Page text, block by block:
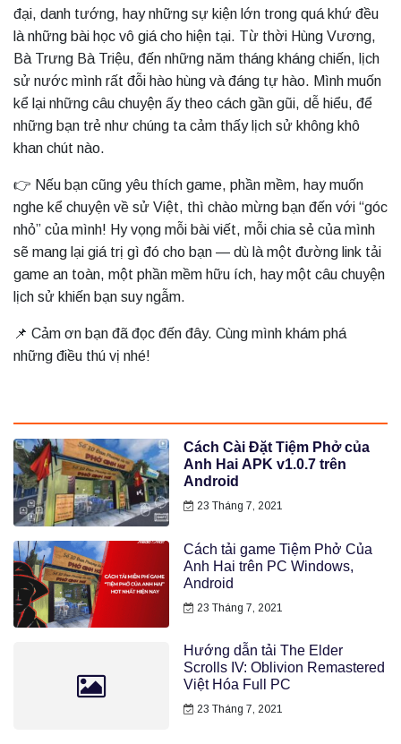
đại, danh tướng, hay những sự kiện lớn trong quá khứ đều
là những bài học vô giá cho hiện tại. Từ thời Hùng Vương,
Bà Trưng Bà Triệu, đến những năm tháng kháng chiến, lịch
sử nước mình rất đỗi hào hùng và đáng tự hào. Mình muốn
kể lại những câu chuyện ấy theo cách gần gũi, dễ hiểu, để
những bạn trẻ như chúng ta cảm thấy lịch sử không khô
khan chút nào.
👉 Nếu bạn cũng yêu thích game, phần mềm, hay muốn
nghe kể chuyện về sử Việt, thì chào mừng bạn đến với “góc
nhỏ” của mình! Hy vọng mỗi bài viết, mỗi chia sẻ của mình
sẽ mang lại giá trị gì đó cho bạn — dù là một đường link tải
game an toàn, một phần mềm hữu ích, hay một câu chuyện
lịch sử khiến bạn suy ngẫm.
📌 Cảm ơn bạn đã đọc đến đây. Cùng mình khám phá
những điều thú vị nhé!
Cách Cài Đặt Tiệm Phở của
Anh Hai APK v1.0.7 trên
Android
23 Tháng 7, 2021
Cách tải game Tiệm Phở Của
Anh Hai trên PC Windows,
Android
23 Tháng 7, 2021
Hướng dẫn tải The Elder
Scrolls IV: Oblivion Remastered
Việt Hóa Full PC
23 Tháng 7, 2021